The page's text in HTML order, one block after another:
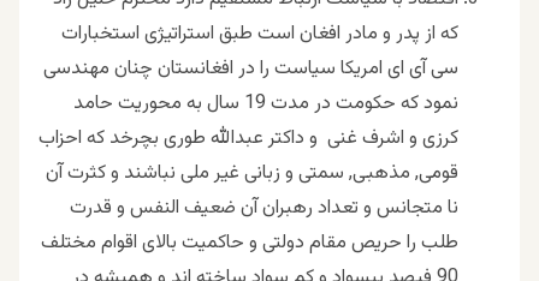
که از پدر و مادر افغان است طبق استراتیژی استخبارات
سی آی ای امریکا سیاست را در افغانستان چنان مهندسی
نمود که حکومت در مدت 19 سال به محوریت حامد
کرزی و اشرف غنی و داکتر عبدالله طوری بچرخد که احزاب
قومی, مذهبی, سمتی و زبانی غیر ملی نباشند و کثرت آن
نا متجانس و تعداد رهبران آن ضعیف النفس و قدرت
طلب را حریص مقام دولتی و حاکمیت بالای اقوام مختلف